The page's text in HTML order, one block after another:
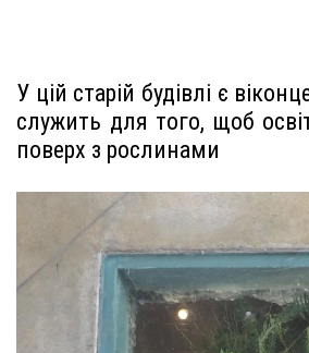
У цій старій будівлі є
служить для того, щоб
поверх з рослинами